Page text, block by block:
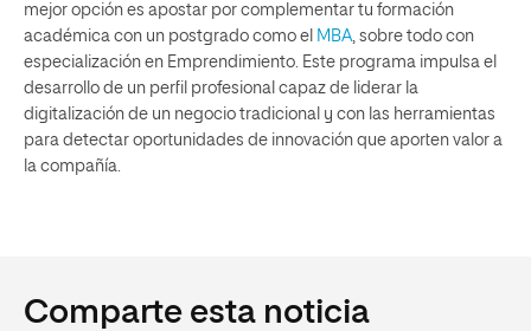
mejor opción es apostar por complementar tu formación
académica con un postgrado como el MBA , sobre todo con
especialización en Emprendimiento. Este programa impulsa el
desarrollo de un perfil profesional capaz de liderar la
digitalización de un negocio tradicional y con las herramientas
para detectar oportunidades de innovación que aporten valor a
la compañía.
Comparte esta noticia